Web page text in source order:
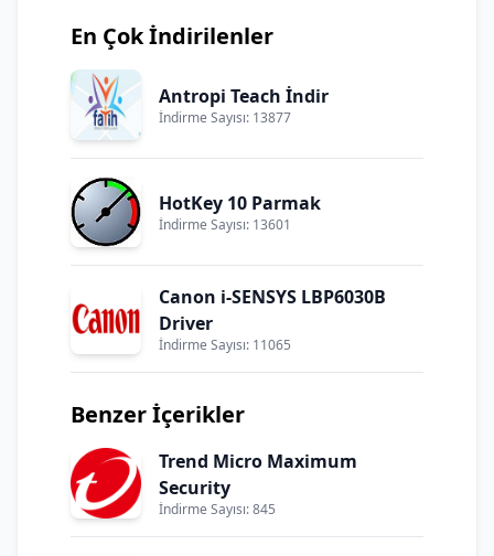
En Çok İndirilenler
Antropi Teach İndir
İndirme Sayısı: 13877
HotKey 10 Parmak
İndirme Sayısı: 13601
Canon i-SENSYS LBP6030B
Driver
İndirme Sayısı: 11065
Benzer İçerikler
Trend Micro Maximum
Security
İndirme Sayısı: 845